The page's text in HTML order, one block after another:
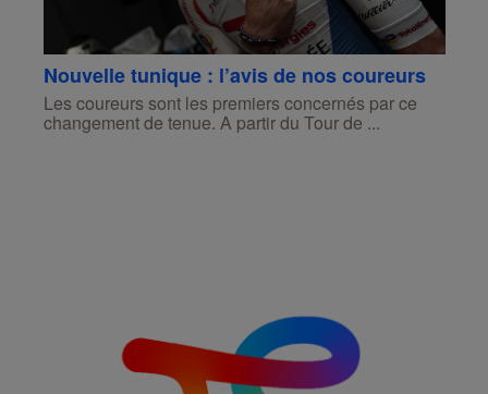
Nouvelle tunique : l’avis de nos coureurs
Les coureurs sont les premiers concernés par ce
changement de tenue. A partir du Tour de ...